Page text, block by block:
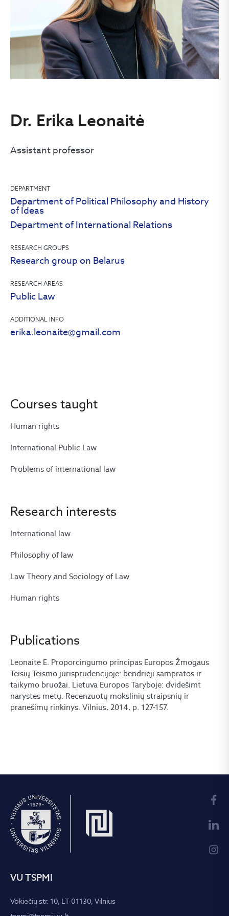
Dr. Erika Leonaitė
Assistant professor
DEPARTMENT
Department of Political Philosophy and History
of Ideas
Department of International Relations
RESEARCH GROUPS
Research group on Belarus
RESEARCH AREAS
Public Law
ADDITIONAL INFO
erika.leonaite@gmail.com
Courses taught
Human rights
International Public Law
Problems of international law
Research interests
International law
Philosophy of law
Law Theory and Sociology of Law
Human rights
Publications
Leonaitė E. Proporcingumo principas Europos Žmogaus
Teisių Teismo jurisprudencijoje: bendrieji sampratos ir
taikymo bruožai. Lietuva Europos Taryboje: dvidešimt
narystės metų. Recenzuotų mokslinių straipsnių ir
pranešimų rinkinys. Vilnius, 2014, p. 127-157.
VU TSPMI
Vokiečių str. 10, LT-01130, Vilnius